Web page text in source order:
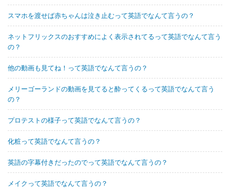
スマホを渡せば赤ちゃんは泣き止むって英語でなんて言うの？
ネットフリックスのおすすめによく表示されてるって英語でなんて言う
の？
他の動画も見てね！って英語でなんて言うの？
メリーゴーランドの動画を見てると酔ってくるって英語でなんて言う
の？
プロテストの様子って英語でなんて言うの？
化粧って英語でなんて言うの？
英語の字幕付きだったのでって英語でなんて言うの？
メイクって英語でなんて言うの？